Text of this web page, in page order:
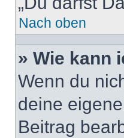
Nach oben
» Wie kann
Wenn du
deine
Beitrag